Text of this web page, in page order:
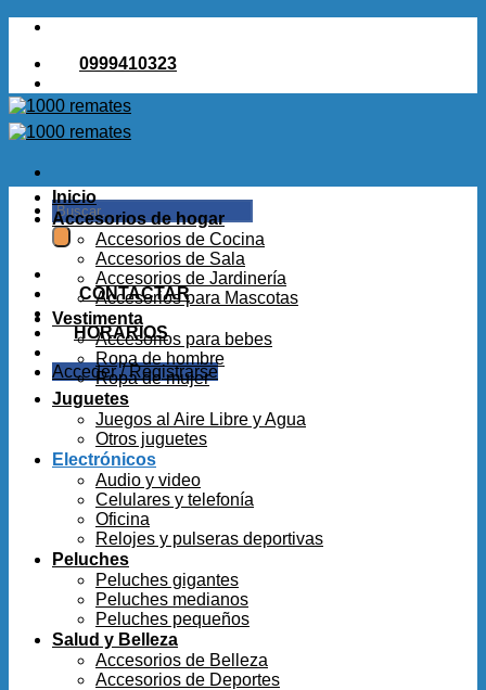
Saltar
contenido0999410323
Buscar
por:
CONTACTAR
HORARIOS
Acceder / Registrarse
Inicio
Accesorios de hogar
Accesorios de Cocina
Accesorios de Sala
Accesorios de Jardinería
Accesorios para Mascotas
Vestimenta
Accesorios para bebes
Ropa de hombre
Ropa de mujer
Juguetes
Juegos al Aire Libre y Agua
Otros juguetes
Electrónicos
Audio y video
Celulares y telefonía
Oficina
Relojes y pulseras deportivas
Peluches
Peluches gigantes
Peluches medianos
Peluches pequeños
Salud y Belleza
Accesorios de Belleza
Accesorios de Deportes